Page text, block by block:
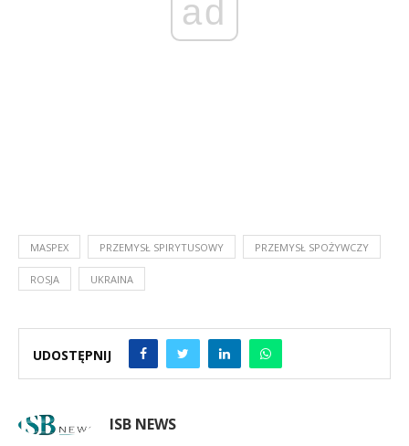
ad
MASPEX PRZEMYSŁ SPIRYTUSOWY PRZEMYSŁ SPOŻYWCZY
ROSJA UKRAINA
UDOSTĘPNIJ
ISB NEWS